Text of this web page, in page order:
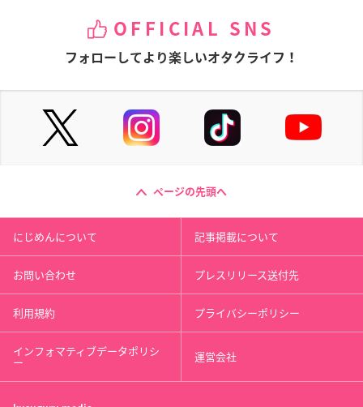
OFFICIAL SNS
フォローしてより楽しいオタクライフ！
ページの先頭へ
にじめんについて 記事掲載について
お問い合わせ プレスリリース送付先
利用規約 プライバシーポリシー
インフォマティブデータポリシ
ー 運営会社